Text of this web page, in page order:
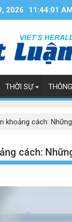
2026 11:44:02 AM
THỜI SỰ
khoảng cách:
cách: